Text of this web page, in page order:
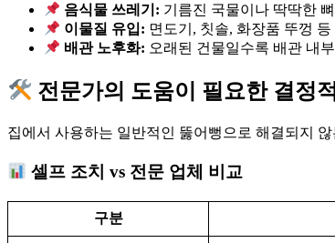
음식물 쓰레기: 기름진 국물이나 딱딱한
이물질 유입: 면도기, 칫솔, 화장품 뚜껑
배관 노후화: 오래된 건물일수록 배관 내
전문가의 도움이 필요한 결정
집에서 사용하는 일반적인 뚫어뻥으로 해결되지
셀프 조치 vs 전문 업체 비교
구분